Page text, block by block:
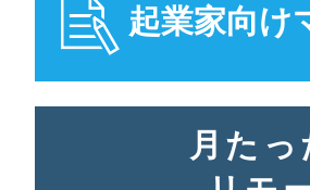
起業家向け
月たっ